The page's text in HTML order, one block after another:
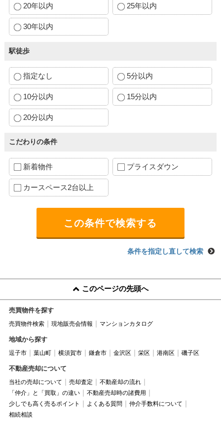
20年以内 25年以内
30年以内
駅徒歩
指定なし 5分以内
10分以内 15分以内
20分以内
こだわりの条件
新着物件 プライスダウン
カースペース2台以上
条件を指定し直して検索
このページの先頭へ
売買物件を探す
売買物件検索 現地販売会情報 マンションカタログ
地域から探す
逗子市 葉山町 横須賀市 鎌倉市 金沢区 栄区 港南区 磯子区
不動産売却について
当社の売却について 売却査定
不動産却の流れ
「仲介」と「買取」の違い
不動産売却時の諸費用
少しでも高く売るポイント
よくある質問
仲介手数料について
相続相談